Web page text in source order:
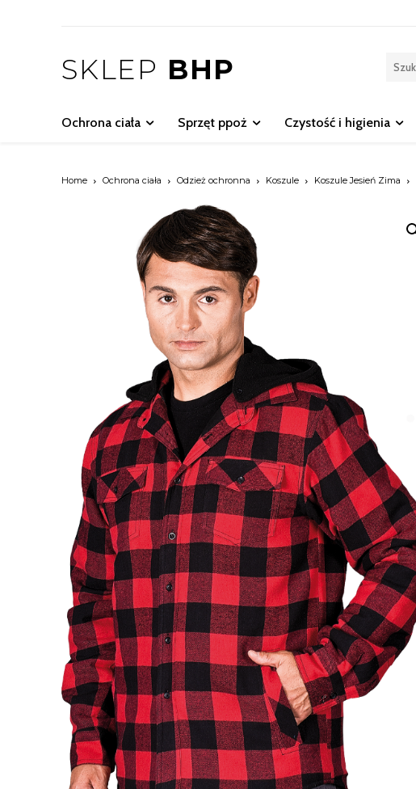
SKLEP BHP
Ochrona ciała Sprzęt ppoż Czystość i higienia
Home Ochrona ciała Odzież ochronna Koszule Koszule Jesień Zima